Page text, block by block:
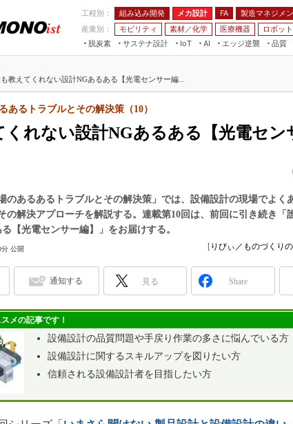
工程別： 組み込み開発 メカ設計 FA 製造マネジメ
産業別：
モビリティ 素材／化学 医療機器 ロボット
脱炭素
サステナ設計
IoT
つながる工場
つながるサービス
AI
AI×設備保全
Physical AI
エッジ逆襲 品質
JIMTOF
IIFES
TECHNO-FRONTIER
人テク展
日本ものづくりワールド
VR／AR
フィールドサービス
組み込みモデリング
車載ソフト開発
3Dプリンタ
デジタルツインとCAE
S＆OP
インダストリー4.0
イノベーション
製造業ビッグデータ
FA
教えてくれない設計NGあるある【光電センサー編...
くれない設計NGあるある【光電セン
あるトラブルとその解決策（10）
のあるあるトラブルとその解決策」では、設備設計の現場でよく
の解決アプローチを解説する。連載第10回は、前回に引き続き「
【光電センサー編】」をお届けする。
分 公開 [りびぃ／ものづくり
通知する 見る Share
メの記事です！
設備設計の品質問題や手戻り作業の多さに悩んでいる方
設備設計に関するスキルアップを図りたい方
信頼される設備設計者を目指したい方